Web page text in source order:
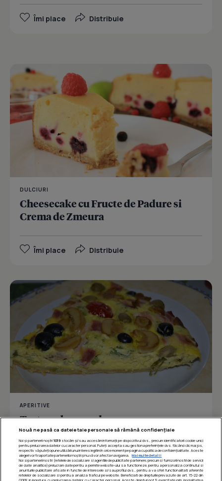
Îmi place Distribuie
DULCIURI
Cheesecake cu Fructe de Padure si
Crema de Zmeura
Îmi place Distribuie
APERITIVE
Tarta cu branza de capra
Îmi place Distribuie
Nouă ne pasă ca datele tale personale să rămână confidențiale
Noi și partenerii noștri 1019stocăm și/sau accesăm informații pe dispozitivul dvs., precum identificatorii cookie unici
pentru prelucrarea datelor cu caracter personal. Puteți accepta sau gestiona preferințele dvs. făcând clic mai jos,
respectiv vă puteți opune utilizării unui interes legitim în orice moment pe pagina cu politica de confidențialitate. Aceste
alegeri vor fi raportate partenerilor noștri și nu vă vor afecta navigarea.
Mai multe detalii
Noi si partenerii nostri (retelele de socializare si agentiile de publicitate partenere, precum si furnizorii nostri de servicii
de date analitice) prelucram date pentru a permite website-ului sa functioneze, pentru a personaliza continutul si
anunturile publicitare afisate in functie de interesele si/sau profilul dvs., pentru a va oferi functionalitati aferente
retelelor de socializare si pentru a analiza traficul pe website. Beneficiati de drepturile prevazute de art. 15-22 din
GDPR in legatura cu prelucrarea datelor cu caracter personal. Aceste drepturi pot fi exercitate prin modalitatea